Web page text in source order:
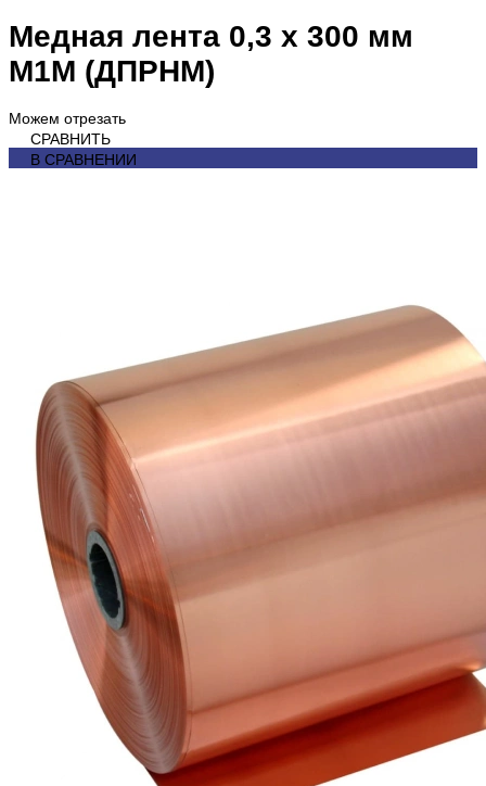
Медная лента 0,3 х 300 мм
М1М (ДПРНМ)
Можем отрезать
СРАВНИТЬ
В СРАВНЕНИИ